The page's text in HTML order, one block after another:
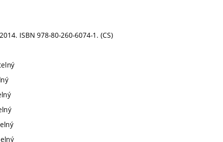
ISBN 978-80-260-6074-1. (CS)